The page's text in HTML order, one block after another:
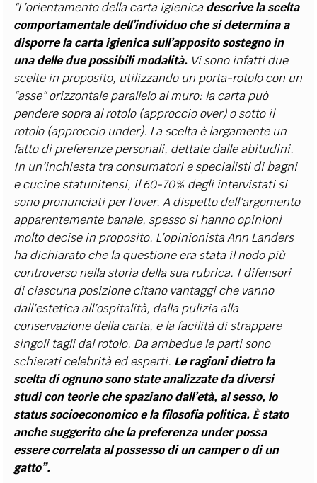
“L’orientamento della carta igienicadescrive la scelta
comportamentale dell’individuo che si determina a
disporre la carta igienica sull’apposito sostegno in
una delle due possibili modalità. Vi sono infatti due
scelte in proposito, utilizzando un porta-rotolo con un
“asse“ orizzontale parallelo al muro: la carta può
pendere sopra al rotolo (approccio over) o sotto il
rotolo (approccio under). La scelta è largamente un
fatto di preferenze personali, dettate dalle abitudini.
In un’inchiesta tra consumatori e specialisti di bagni
e cucine statunitensi, il 60-70% degli intervistati si
sono pronunciati per l’over.A dispetto dell’argomento
apparentemente banale, spesso si hanno opinioni
molto decise in proposito. L’opinionista Ann Landers
ha dichiarato che la questione era stata il nodo più
controverso nella storia della sua rubrica. I difensori
di ciascuna posizione citano vantaggi che vanno
dall’estetica all’ospitalità, dalla pulizia alla
conservazione della carta, e la facilità di strappare
singoli tagli dal rotolo. Da ambedue le parti sono
schierati celebrità ed esperti. Le ragioni dietro la
scelta di ognuno sono state analizzate da diversi
studi con teorie che spaziano dall’età, al sesso, lo
status socioeconomico e la filosofia politica. È stato
anche suggerito che la preferenza under possa
essere correlata al possesso di un camper o di un
gatto”.